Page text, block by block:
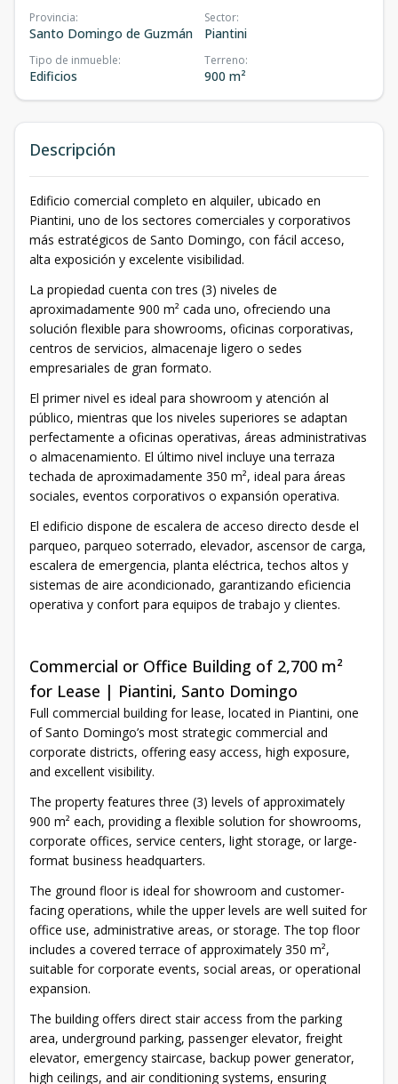
Provincia:
Santo Domingo de Guzmán
Sector:
Piantini
Tipo de inmueble:
Edificios
Terreno:
900 m²
Descripción
Edificio comercial completo en alquiler, ubicado en
Piantini, uno de los sectores comerciales y corporativos
más estratégicos de Santo Domingo, con fácil acceso,
alta exposición y excelente visibilidad.
La propiedad cuenta con tres (3) niveles de
aproximadamente 900 m² cada uno, ofreciendo una
solución flexible para showrooms, oficinas corporativas,
centros de servicios, almacenaje ligero o sedes
empresariales de gran formato.
El primer nivel es ideal para showroom y atención al
público, mientras que los niveles superiores se adaptan
perfectamente a oficinas operativas, áreas administrativas
o almacenamiento. El último nivel incluye una terraza
techada de aproximadamente 350 m², ideal para áreas
sociales, eventos corporativos o expansión operativa.
El edificio dispone de escalera de acceso directo desde el
parqueo, parqueo soterrado, elevador, ascensor de carga,
escalera de emergencia, planta eléctrica, techos altos y
sistemas de aire acondicionado, garantizando eficiencia
operativa y confort para equipos de trabajo y clientes.
Commercial or Office Building of 2,700 m²
for Lease | Piantini, Santo Domingo
Full commercial building for lease, located in Piantini, one
of Santo Domingo’s most strategic commercial and
corporate districts, offering easy access, high exposure,
and excellent visibility.
The property features three (3) levels of approximately
900 m² each, providing a flexible solution for showrooms,
corporate offices, service centers, light storage, or large-
format business headquarters.
The ground floor is ideal for showroom and customer-
facing operations, while the upper levels are well suited for
office use, administrative areas, or storage. The top floor
includes a covered terrace of approximately 350 m²,
suitable for corporate events, social areas, or operational
expansion.
The building offers direct stair access from the parking
area, underground parking, passenger elevator, freight
elevator, emergency staircase, backup power generator,
high ceilings, and air conditioning systems, ensuring